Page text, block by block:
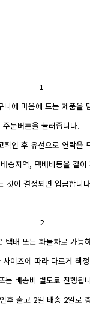
1
니에 마음에 드는 제품을
주문버튼을 눌러줍니다.
확인 후 유선으로 연락을
송지역, 택배비등을 같이
것이 결정되면 입금합니
2
택배 또는 화물차로 가능
사이즈에 따라 다르게 책
는 배송비 별도로 진행됩
후 출고 2일 배송 2일로